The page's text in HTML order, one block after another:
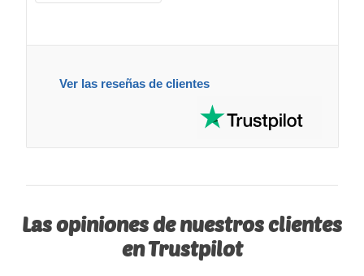
Ver las reseñas de clientes
Las opiniones de nuestros clientes
en Trustpilot